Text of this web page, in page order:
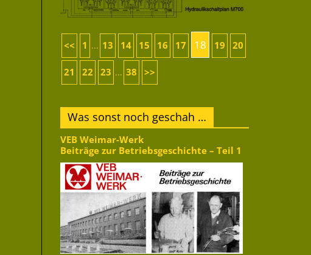
<< 1 ... 13 14 15 16 17 18 19 20
21 22 23 ... 38 >>
Was sonst noch geschah …
VEB Weimar-Werk
Beiträge zur Betriebsgeschichte – Teil 1